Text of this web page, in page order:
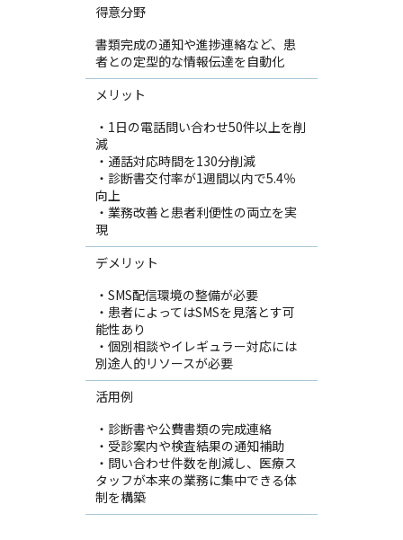
得意分野
書類完成の通知や進捗連絡など、患
者との定型的な情報伝達を自動化
メリット
・1日の電話問い合わせ50件以上を削
減
・通話対応時間を130分削減
・診断書交付率が1週間以内で5.4％
向上
・業務改善と患者利便性の両立を実
現
デメリット
・SMS配信環境の整備が必要
・患者によってはSMSを見落とす可
能性あり
・個別相談やイレギュラー対応には
別途人的リソースが必要
活用例
・診断書や公費書類の完成連絡
・受診案内や検査結果の通知補助
・問い合わせ件数を削減し、医療ス
タッフが本来の業務に集中できる体
制を構築